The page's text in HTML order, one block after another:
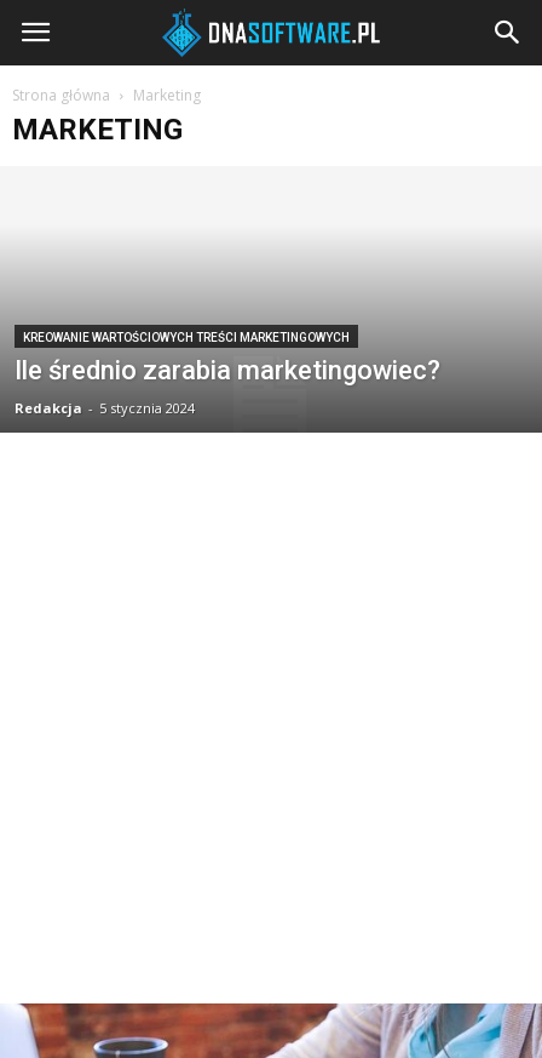
DNAsoftware.pl
Strona główna Marketing
MARKETING
KREOWANIE WARTOŚCIOWYCH TREŚCI MARKETINGOWYCH
Ile średnio zarabia marketingowiec?
Redakcja - 5 stycznia 2024